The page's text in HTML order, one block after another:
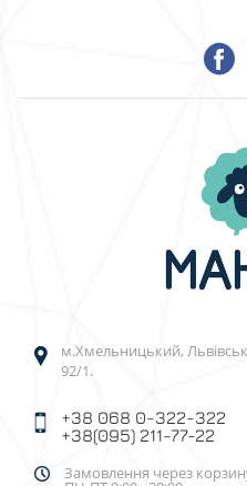
м.Хмельницький,
92/1.
+38 068 0-322-322
+38(095) 211-77-22
Замовлення через